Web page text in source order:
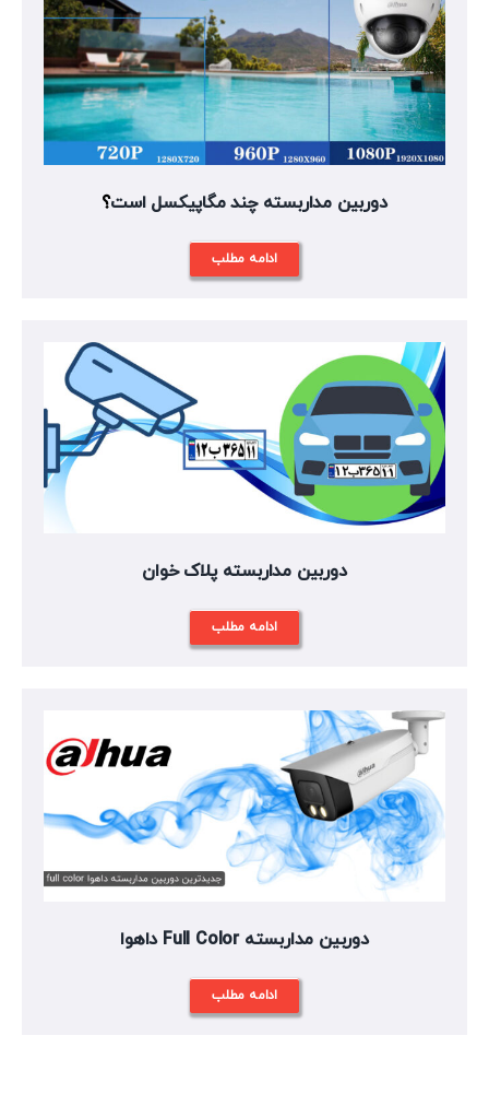
دوربین مداربسته چند مگاپیکسل است؟
ادامه مطلب
دوربین مداربسته پلاک خوان
ادامه مطلب
دوربین مداربسته Full Color داهوا
ادامه مطلب